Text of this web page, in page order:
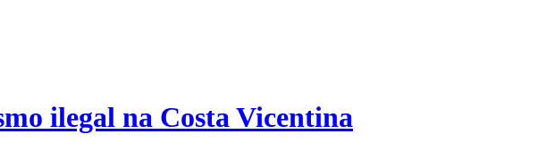
ilegal na Costa Vicentina